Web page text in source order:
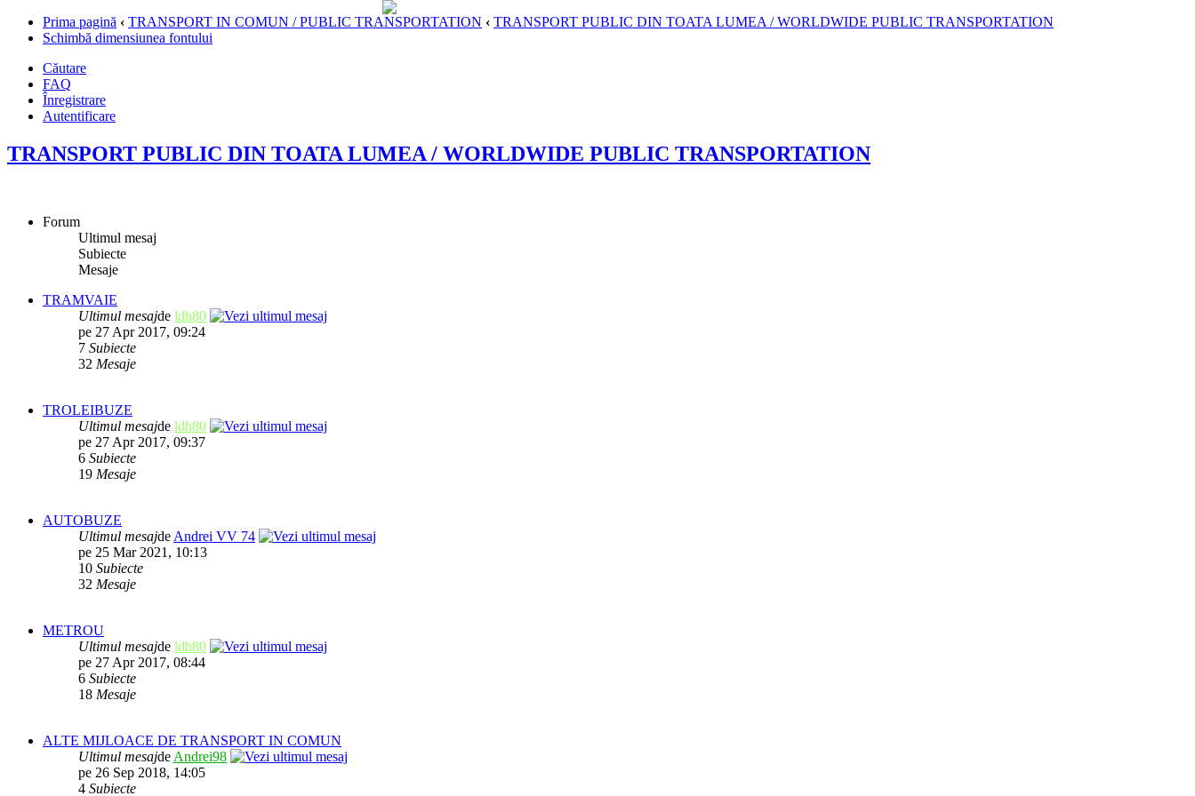
Prima pagină ‹ TRANSPORT IN COMUN / PUBLIC TRANSPORTATION ‹ TRANSPORT PUBLIC DIN TOATA LUMEA / WORLDWIDE PUBLIC TRANSPORTATION
Schimbă dimensiunea fontului
Căutare
FAQ
Înregistrare
Autentificare
TRANSPORT PUBLIC DIN TOATA LUMEA / WORLDWIDE PUBLIC TRANSPORTATION
Forum
Ultimul mesaj
Subiecte
Mesaje
TRAMVAIE
Ultimul mesajde ldh80
pe 27 Apr 2017, 09:24
7 Subiecte
32 Mesaje
TROLEIBUZE
Ultimul mesajde ldh80
pe 27 Apr 2017, 09:37
6 Subiecte
19 Mesaje
AUTOBUZE
Ultimul mesajde Andrei VV 74
pe 25 Mar 2021, 10:13
10 Subiecte
32 Mesaje
METROU
Ultimul mesajde ldh80
pe 27 Apr 2017, 08:44
6 Subiecte
18 Mesaje
ALTE MIJLOACE DE TRANSPORT IN COMUN
Ultimul mesajde Andrei98
pe 26 Sep 2018, 14:05
4 Subiecte